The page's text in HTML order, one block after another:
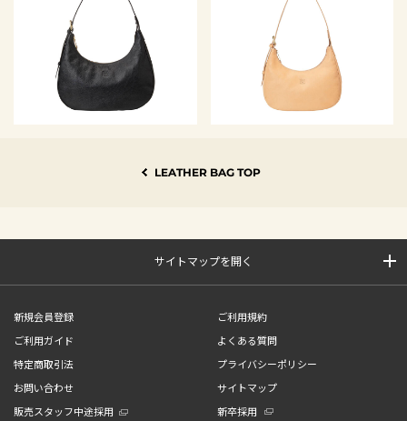
LEATHER BAG TOP
サイトマップを開く
新規会員登録
ご利用規約
ご利用ガイド
よくある質問
特定商取引法
プライバシーポリシー
お問い合わせ
サイトマップ
販売スタッフ中途採用
新卒採用